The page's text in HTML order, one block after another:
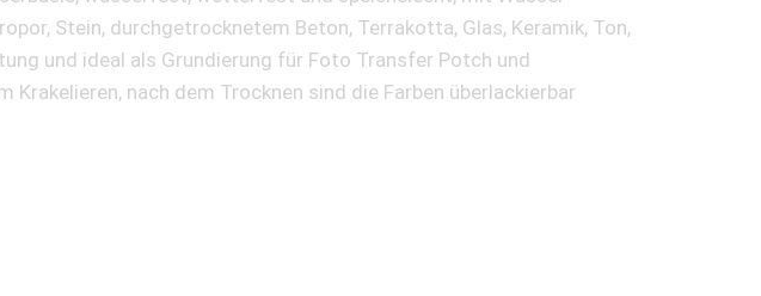
Stein, durchgetrocknetem Beton, Terrakotta, Glas, Keramik, Ton,
und ideal als Grundierung für Foto Transfer Potch und
nach dem Trocknen sind die Farben überlackierbar